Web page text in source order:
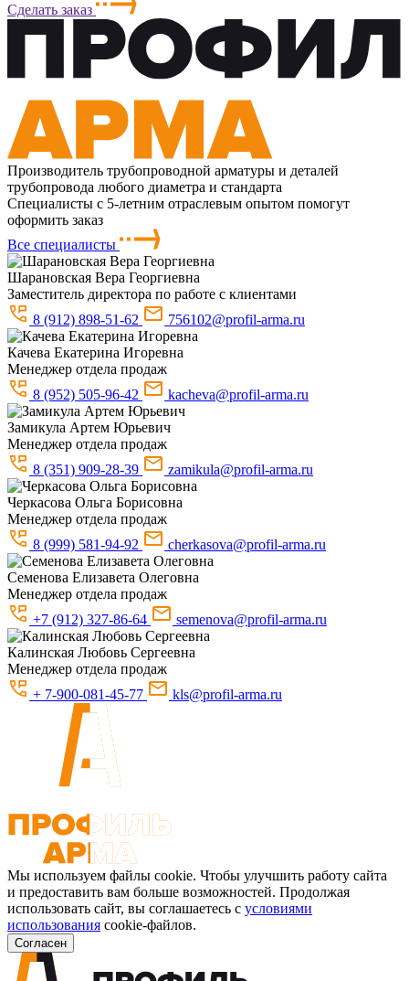
Сделать заказ
Производитель трубопроводной арматуры и деталей
трубопровода любого диаметра и стандарта
Специалисты с 5-летним отраслевым опытом помогут
оформить заказ
Все специалисты
Шарановская Вера Георгиевна
Заместитель директора по работе с клиентами
8 (912) 898-51-62
756102@profil-arma.ru
Качева Екатерина Игоревна
Менеджер отдела продаж
8 (952) 505-96-42
kacheva@profil-arma.ru
Замикула Артем Юрьевич
Менеджер отдела продаж
8 (351) 909-28-39
zamikula@profil-arma.ru
Черкасова Ольга Борисовна
Менеджер отдела продаж
8 (999) 581-94-92
cherkasova@profil-arma.ru
Семенова Елизавета Олеговна
Менеджер отдела продаж
+7 (912) 327-86-64
semenova@profil-arma.ru
Калинская Любовь Сергеевна
Менеджер отдела продаж
+ 7-900-081-45-77
kls@profil-arma.ru
Мы используем файлы cookie. Чтобы улучшить работу сайта
и предоставить вам больше возможностей. Продолжая
использовать сайт, вы соглашаетесь с условиями
использования cookie-файлов.
Согласен